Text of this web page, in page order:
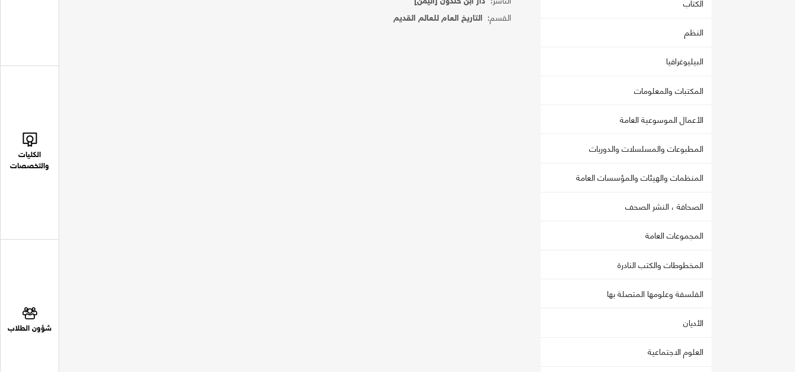
الكليات
والتخصصات
شؤون الطلاب
النظم
البيليوغرافيا
المكتبات والمعلومات
الأعمال الموسوعية العامة
المطبوعات والمسلسلات والدوريات
المنظمات والهيئات والمؤسسات العامة
الصحافة ، النشر الصحف
المجموعات العامة
المخطوطات والكتب النادرة
الفلسفة وعلومها المتصلة بها
الأديان
العلوم الاجتماعية
القسم: التاريخ العام للعالم القديم